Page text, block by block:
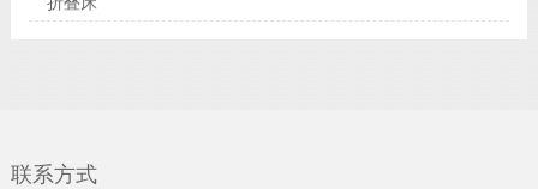
联系方式